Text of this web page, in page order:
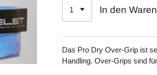
In den
Das Pro Dry Over-Grip ist
Handling. Over-Grips sind